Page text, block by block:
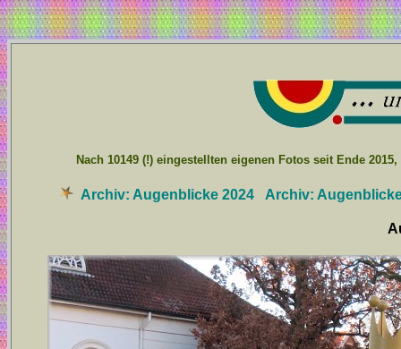
Nach 10149 (!) eingestellten eigenen Fotos seit Ende
Archiv: Augenblicke 2024 Archiv: